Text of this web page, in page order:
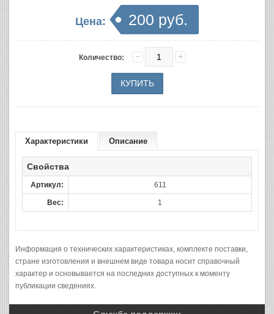
Цена: 200 руб.
Количество:
Характеристики Описание
Свойства
Артикул: 611
Вес: 1
Информация о технических характеристиках, комплекте поставки,
стране изготовления и внешнем виде товара носит справочный
характер и основывается на последних доступных к моменту
публикации сведениях.